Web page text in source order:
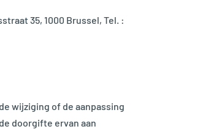
35, 1000 Brussel, Tel. :
wijziging of de aanpassing
doorgifte ervan aan